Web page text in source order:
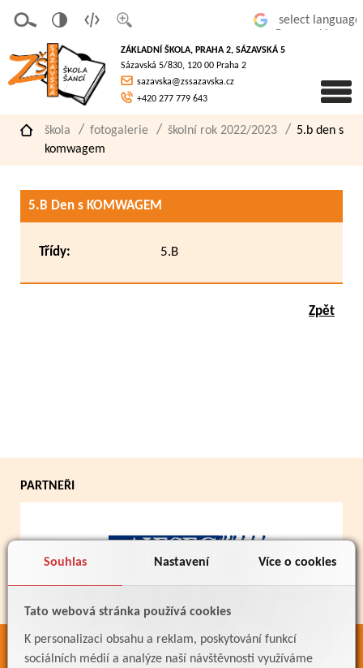
Souhlas Nastavení Více o cookies
Tato webová stránka používá cookies
K personalizaci obsahu a reklam, poskytování funkcí
sociálních médií a analýze naší návštěvnosti využíváme
písmo
á
verze
pro
slaboz
raké
ZÁKLADNÍ ŠKOLA, PRAHA 2, SÁZAVSKÁ 5
Sázavská 5/830, 120 00 Praha 2
sazavska@zssazavska.cz
+420 277 779 643
škola fotogalerie školní rok 2022/2023
5.b den s
komwagem
5.B Den s KOMWAGEM
Třídy: 5.B
Zpět
PARTNEŘI
ODKAZY